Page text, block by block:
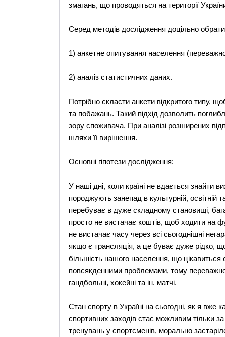
змагань, що проводяться на території
Серед методів дослідження доцільно обрати
1) анкетне опитування населення
2) аналіз статистичних даних.
Потрібно скласти анкети відкритого типу,
та побажань. Такий підхід дозволить
зору споживача. При аналізі розширених
шляхи її вирішення.
Основні гіпотези дослідження:
У наші дні, коли країні не вдається знайти
породжують занепад в культурній,
перебуває в дуже складному становищі,
просто не вистачає коштів, щоб ходити на
не вистачає часу через всі сьогоднішні
якщо є трансляція, а це буває дуже рідко,
більшість нашого населення, що
повсякденними проблемами, тому
гандбольні, хокейні та ін. матчі.
Стан спорту в Україні на сьогодні, як я вже
спортивних заходів стає можливим тільки
тренувань у спортсменів, морально